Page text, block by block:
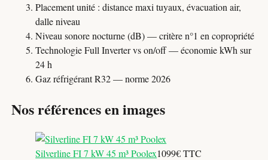
Placement unité : distance maxi tuyaux, évacuation air,
dalle niveau
Niveau sonore nocturne (dB) — critère n°1 en copropriété
Technologie Full Inverter vs on/off — économie kWh sur
24 h
Gaz réfrigérant R32 — norme 2026
Nos références en images
Silverline FI 7 kW 45 m³ Poolex1099€ TTC